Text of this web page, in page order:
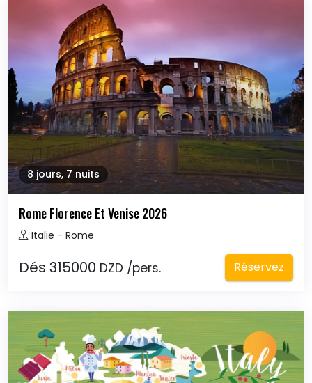
8 jours, 7 nuits
Rome Florence Et Venise 2026
Italie - Rome
Dés 315000 DZD /pers. Réservez